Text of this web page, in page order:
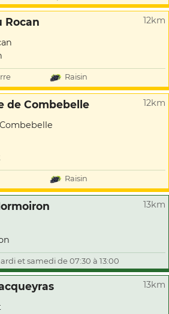
Rocan 12km
Raisin
de Combebelle 12km
Raisin
13km
et samedi de 07:30 à 13:00
13km